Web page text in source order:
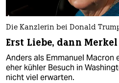
Die Kanzlerin bei Donald
Erst Liebe, dann Merkel
Anders als Emmanuel Macron
eher kühler Besuch in
nicht viel erwarten.